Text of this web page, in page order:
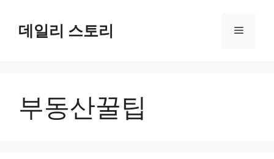
데일리 스토리 메
부동산꿀팁